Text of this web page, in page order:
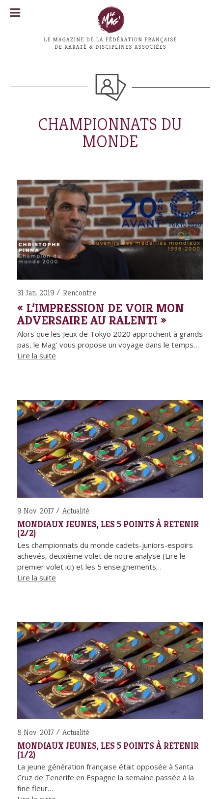
CHAMPIONNATS DU
MONDE
31 Jan. 2019 Rencontre
« L’IMPRESSION DE VOIR MON
ADVERSAIRE AU RALENTI »
Alors que les Jeux de Tokyo 2020 approchent à grands
pas, le Mag’ vous propose un voyage dans le temps…
Lire la suite
9 Nov. 2017 Actualité
MONDIAUX JEUNES, LES 5 POINTS À RETENIR
(2/2)
Les championnats du monde cadets-juniors-espoirs
achevés, deuxième volet de notre analyse (Lire le
premier volet ici) et les 5 enseignements…
Lire la suite
8 Nov. 2017 Actualité
MONDIAUX JEUNES, LES 5 POINTS À RETENIR
(1/2)
La jeune génération française était opposée à Santa
Cruz de Tenerife en Espagne la semaine passée à la
fine fleur…